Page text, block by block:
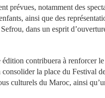
prévues, notamment des
ainsi que des
dans un esprit
édition contribuera à renforcer
la place du Festival
culturels du Maroc, ainsi